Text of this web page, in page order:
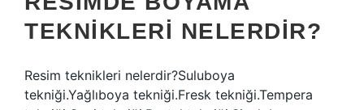
TEKNIKLERI NELERDIR?
Resim teknikleri nelerdir?Suluboya
tekniği.Yağlıboya tekniği.Fresk tekniği.Tempera